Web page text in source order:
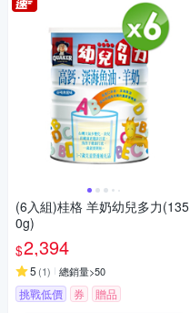
(6入組)桂格 羊奶幼兒多力(135
0g)
$2,394
5 (1) 總銷量>50
挑戰低價 券 贈品